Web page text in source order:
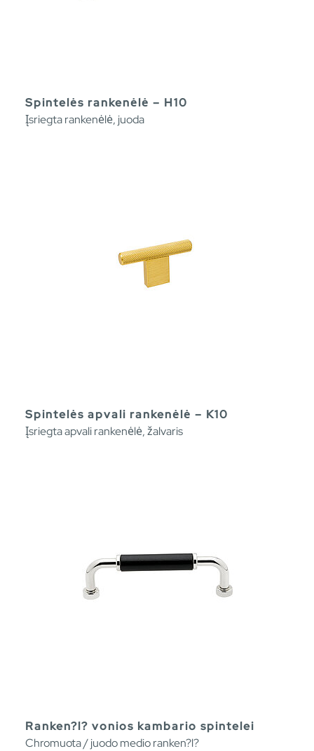
Spintelės rankenėlė – H10
Įsriegta rankenėlė, juoda
Spintelės apvali rankenėlė – K10
Įsriegta apvali rankenėlė, žalvaris
Ranken?l? vonios kambario spintelei
Chromuota / juodo medio ranken?l?